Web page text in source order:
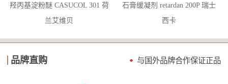
羟丙基淀粉醚 CASUCOL 301 荷
兰艾维贝
石膏缓凝剂 retardan 200P 瑞士
西卡
品牌直购 与国外品牌合作保证正品